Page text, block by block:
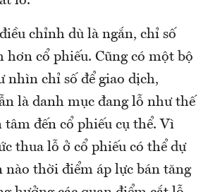
chỉnh dù là ngắn, chỉ số
hơn cổ phiếu. Cũng có một bộ
nhìn chỉ số để giao dịch,
là danh mục đang lỗ như thế
tâm đến cổ phiếu cụ thể. Vì
thua lỗ ở cổ phiếu có thể dự
nào thời điểm áp lực bán tăng